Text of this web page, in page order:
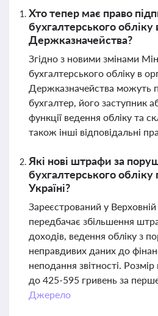
Хто тепер має право
бухгалтерського обліку
Держказначейства?
Згідно з новими змінами
бухгалтерського обліку в
Держказначейства можуть
бухгалтер, його заступник
функції ведення обліку та
також інші відповідальні
Які нові штрафи за
бухгалтерського
Україні?
Зареєстрований у
передбачає збільшення
доходів, ведення обліку з
неправдивих даних до
неподання звітності.
до 425-595 гривень за
Джерело